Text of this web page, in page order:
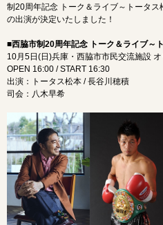
制20周年記念 トーク＆ライブ～トータ
の出演が決定いたしました！
■西脇市制20周年記念 トーク＆ライブ～
10月5日(日)兵庫・西脇市市民交流施設
OPEN 16:00 / START 16:30
出演：トータス松本 / 長谷川穂積
司会：八木早希